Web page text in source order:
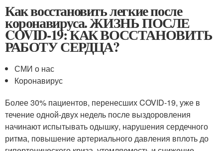
Как восстановить легкие после
коронавируса. ЖИЗНЬ ПОСЛЕ
COVID-19: КАК ВОССТАНОВИТЬ
РАБОТУ СЕРДЦА?
СМИ о нас
Коронавирус
Более 30% пациентов, перенесших COVID-19, уже в
течение одной-двух недель после выздоровления
начинают испытывать одышку, нарушения сердечного
ритма, повышение артериального давления вплоть до